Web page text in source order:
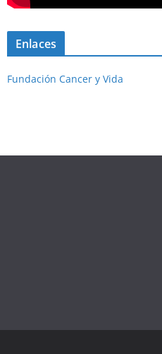
Enlaces
Fundación Cancer y Vida